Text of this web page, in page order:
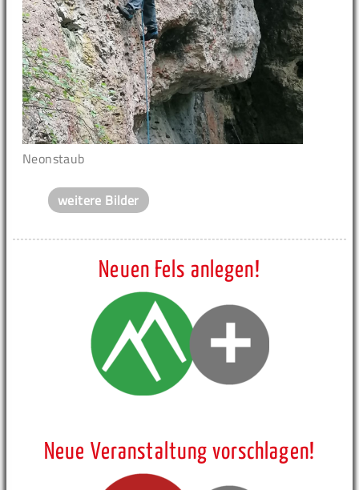
Neonstaub
weitere Bilder
Neuen Fels anlegen!
Neue Veranstaltung vorschlagen!